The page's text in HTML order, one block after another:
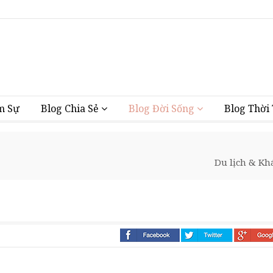
Tàu
Sự Blog Chia Sẻ Blog Đời Sống Blog Thời
Du lịch &